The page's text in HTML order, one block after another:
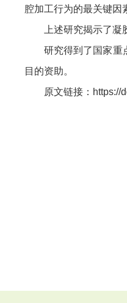
腔加工行为的最关键因
上述研究揭示了凝胶
研究得到了国家重点
目的资助。
原文链接：https://